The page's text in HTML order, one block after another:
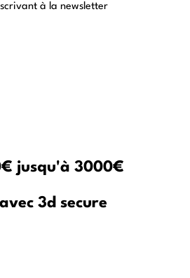
à la newsletter
jusqu'à 3000€
3d secure